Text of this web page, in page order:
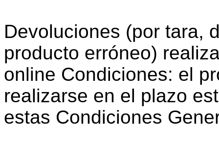
Devoluciones (por tara,
producto erróneo)
online Condiciones: el
realizarse en el plazo
estas Condiciones